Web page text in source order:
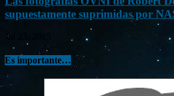
supuestamente suprimidas por
Jul 23, 2015
Es importante…